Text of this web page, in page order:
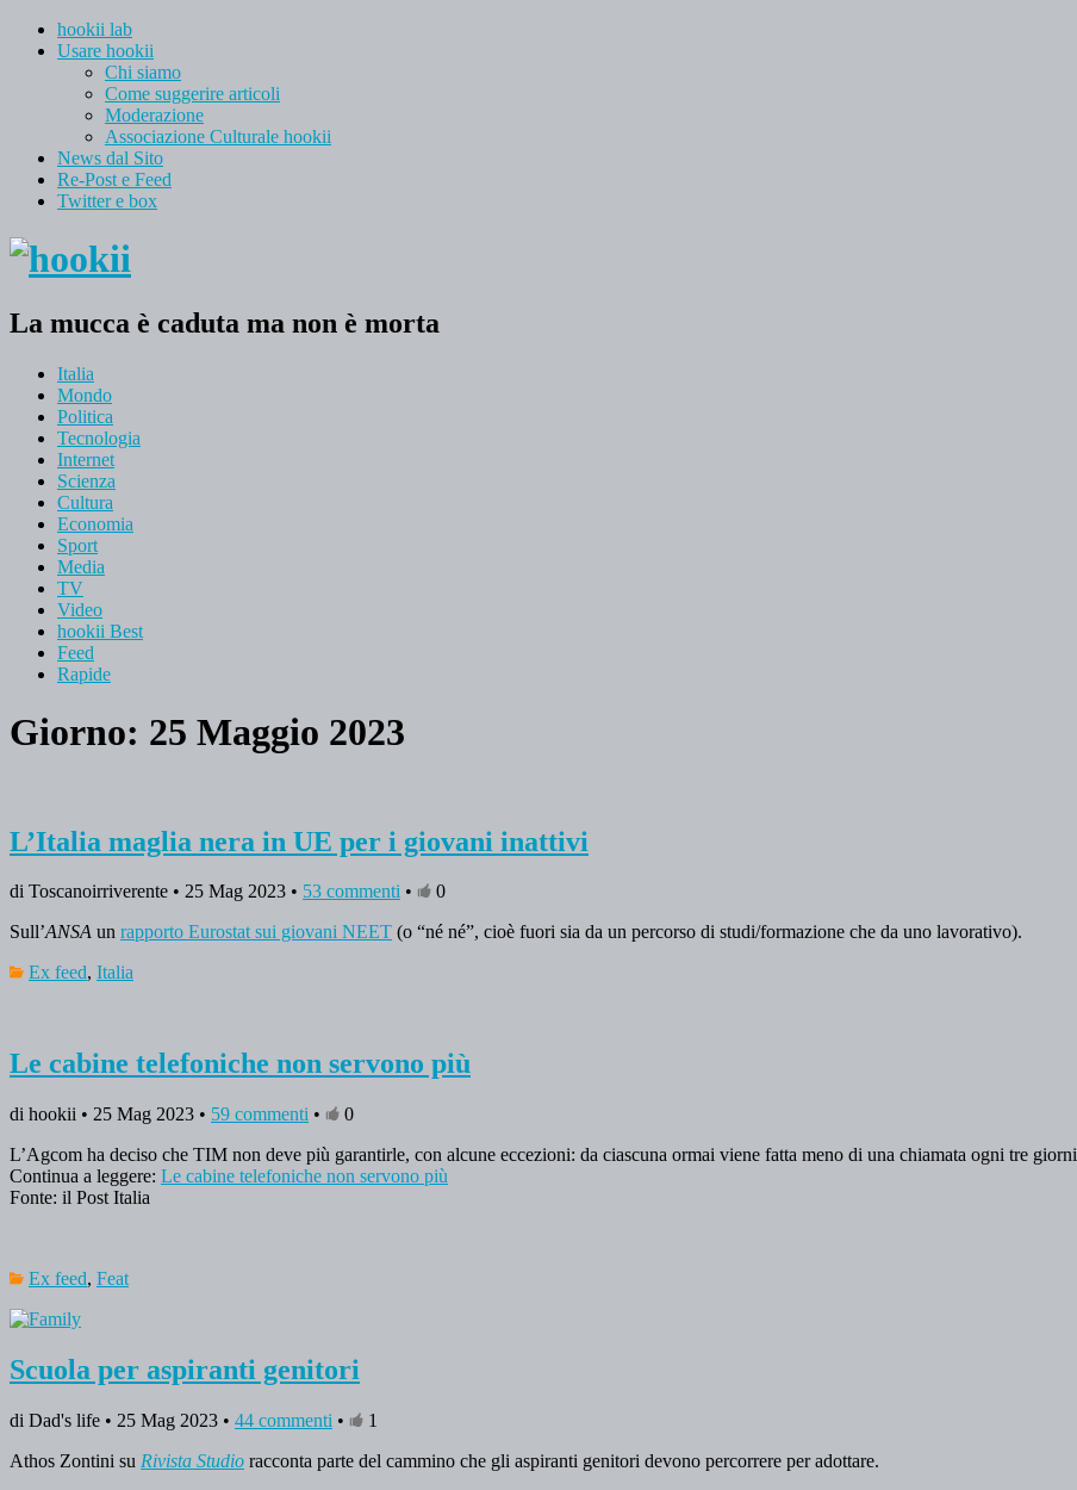
hookii lab
Usare hookii
Chi siamo
Come suggerire articoli
Moderazione
Associazione Culturale hookii
News dal Sito
Re-Post e Feed
Twitter e box
La mucca è caduta ma non è morta
Italia
Mondo
Politica
Tecnologia
Internet
Scienza
Cultura
Economia
Sport
Media
TV
Video
hookii Best
Feed
Rapide
Giorno: 25 Maggio 2023
L’Italia maglia nera in UE per i giovani inattivi
di Toscanoirriverente • 25 Mag 2023 • 53 commenti •
0
Sull’ANSA un rapporto Eurostat sui giovani NEET (o “né né”, cioè fuori sia da un percorso di studi/formazione che da uno lavorativo).
Ex feed, Italia
Le cabine telefoniche non servono più
di hookii • 25 Mag 2023 • 59 commenti •
0
L’Agcom ha deciso che TIM non deve più garantirle, con alcune eccezioni: da ciascuna ormai viene fatta meno di una chiamata ogni tre giorni
Continua a leggere: Le cabine telefoniche non servono più
Fonte: il Post Italia
Ex feed, Feat
Scuola per aspiranti genitori
di Dad's life • 25 Mag 2023 • 44 commenti •
1
Athos Zontini su Rivista Studio racconta parte del cammino che gli aspiranti genitori devono percorrere per adottare.